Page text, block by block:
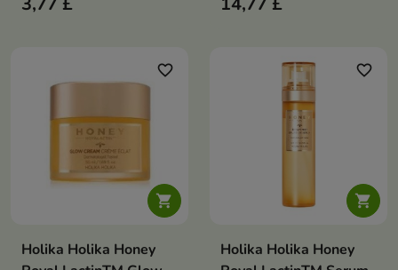

favorite_border
Holika Holika Honey

favorite_border
Holika Holika Honey